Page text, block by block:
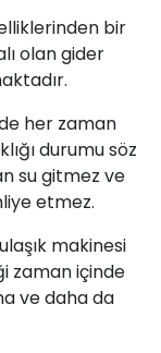
bir
olan gider
her zaman
durumu söz
su gitmez ve
etmez.
makinesi
zaman içinde
ve daha da